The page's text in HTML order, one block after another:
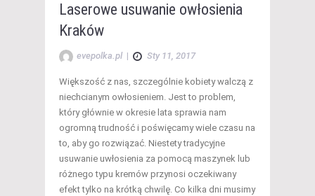
Laserowe usuwanie owłosienia
Kraków
evepolka.pl | Sty 11, 2017
Większość z nas, szczególnie kobiety walczą z
niechcianym owłosieniem. Jest to problem,
który głównie w okresie lata sprawia nam
ogromną trudność i poświęcamy wiele czasu na
to, aby go rozwiązać. Niestety tradycyjne
usuwanie uwłosienia za pomocą maszynek lub
różnego typu kremów przynosi oczekiwany
efekt tylko na krótką chwilę. Co kilka dni musimy